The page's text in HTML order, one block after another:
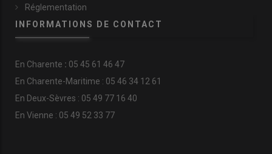
Réglementation
INFORMATIONS DE CONTACT
En Charente : 05 45 61 46 47
En Charente-Maritime : 05 46 34 12 61
En Deux-Sèvres : 05 49 77 16 40
En Vienne : 05 49 52 33 77